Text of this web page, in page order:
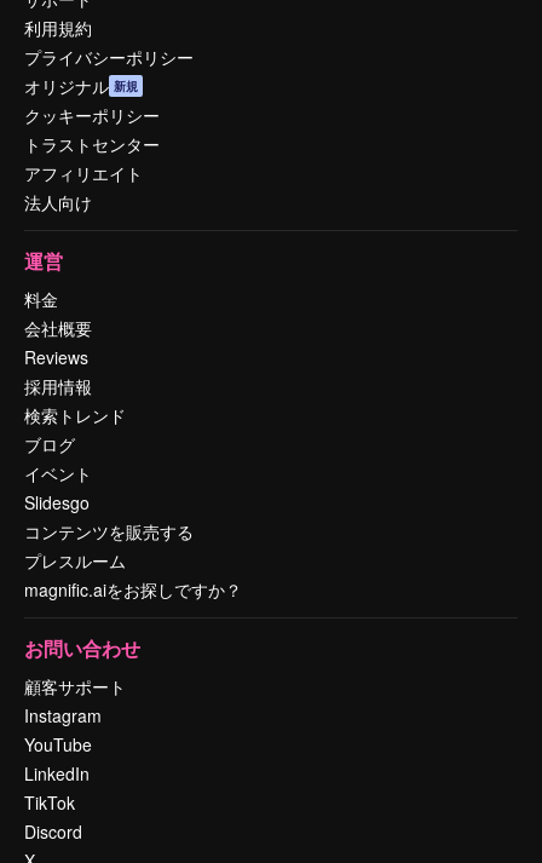
利用規約
プライバシーポリシー
オリジナル 新規
クッキーポリシー
トラストセンター
アフィリエイト
法人向け
運営
料金
会社概要
Reviews
採用情報
検索トレンド
ブログ
イベント
Slidesgo
コンテンツを販売する
プレスルーム
magnific.aiをお探しですか？
お問い合わせ
顧客サポート
Instagram
YouTube
LinkedIn
TikTok
Discord